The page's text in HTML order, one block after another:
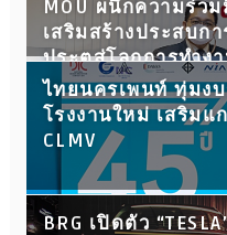
MOU ผนึกความร่ว
เสริมสร้างประสบก
ประตูสู่โลกการทำง
ไทยนครเพนท์ ทุ่มง
โรงงานใหม่ เสริมแ
CLMV
BRG เปิดตัว